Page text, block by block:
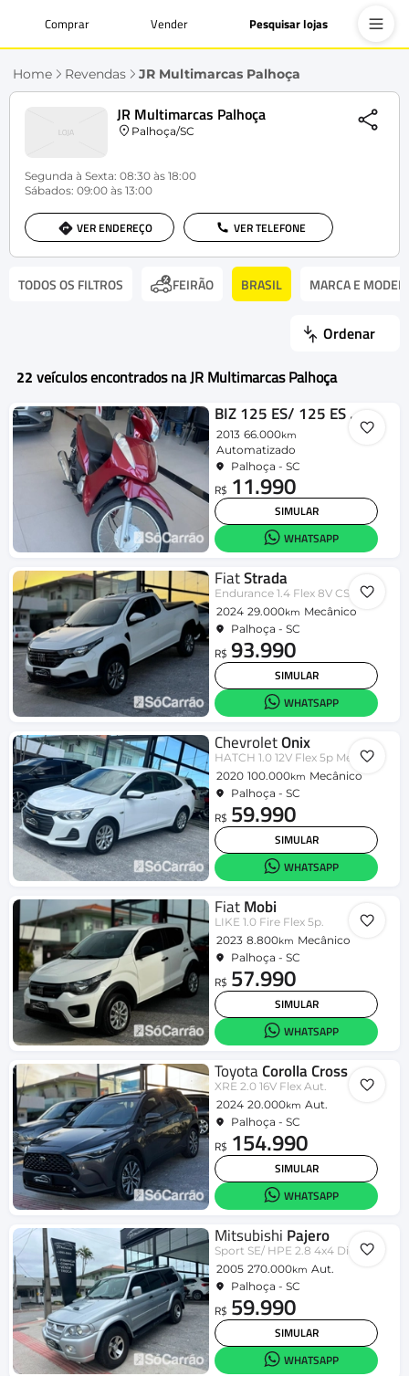
Comprar Vender Pesquisar lojas
Home Revendas JR Multimarcas Palhoça
JR Multimarcas Palhoça
Palhoça/SC
Segunda à Sexta: 08:30 às 18:00
Sábados: 09:00 às 13:00
VER ENDEREÇO VER TELEFONE
TODOS OS FILTROS FEIRÃO BRASIL MARCA E
Ordenar
22 veículos encontrados na JR Multimarcas Palhoça
BIZ 125 ES/ 125 ES FLEX
2013 66.000km
Automatizado
Palhoça - SC
R$ 11.990
SIMULAR
WHATSAPP
FiatStrada
Endurance 1.4 Flex 8V CS Plus
2024 29.000km Mecânico
Palhoça - SC
R$ 93.990
SIMULAR
WHATSAPP
ChevroletOnix
HATCH 1.0 12V Flex 5p Mec.
2020 100.000km Mecânico
Palhoça - SC
R$ 59.990
SIMULAR
WHATSAPP
FiatMobi
LIKE 1.0 Fire Flex 5p.
2023 8.800km Mecânico
Palhoça - SC
R$ 57.990
SIMULAR
WHATSAPP
ToyotaCorolla Cross
XRE 2.0 16V Flex Aut.
2024 20.000km Aut.
Palhoça - SC
R$ 154.990
SIMULAR
WHATSAPP
Mitsubishi Pajero
Sport SE/ HPE 2.8 4x4 Diesel Aut.
2005 270.000km Aut.
Palhoça - SC
R$ 59.990
SIMULAR
WHATSAPP